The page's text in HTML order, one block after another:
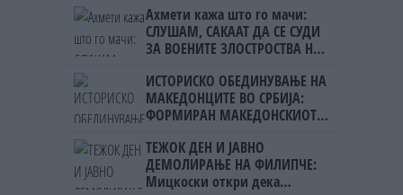
Ахмети кажа што го мачи:
СЛУШАМ, САКААТ ДА СЕ СУДИ
ЗА ВОЕНИТЕ ЗЛОСТРОСТВА НА
ИСТОРИСКО ОБЕДИНУВАЊЕ НА
МАКЕДОНЦИТЕ ВО СРБИЈА:
ФОРМИРАН МАКЕДОНСКИОТ
ТЕЖОК ДЕН И ЈАВНО
ДЕМОЛИРАЊЕ НА ФИЛИПЧЕ:
Мицкоски откри дека